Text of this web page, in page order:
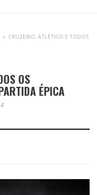
» CRUZEIRO, ATLÉTICO E TODOS
OS
ÉPICA